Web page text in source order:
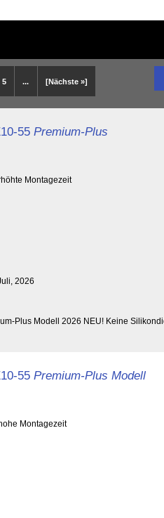
5 ... [Nächste »]
55 Premium-Plus
Montagezeit
2026
Plus Modell 2026 NEU! Keine
55 Premium-Plus Modell
Montagezeit